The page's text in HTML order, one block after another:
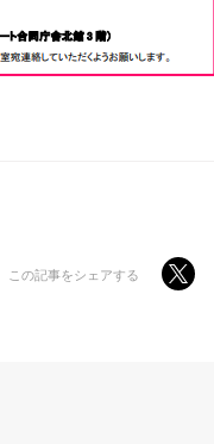
この記事をシェアする